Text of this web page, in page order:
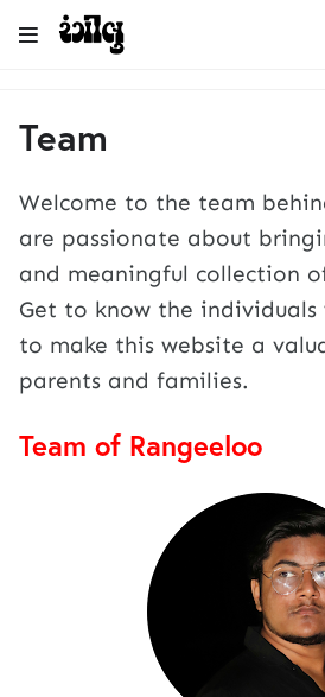
Team
Welcome to the team
are passionate about
and meaningful collection
Get to know the individuals
to make this website a
parents and families.
Team of Rangeeloo